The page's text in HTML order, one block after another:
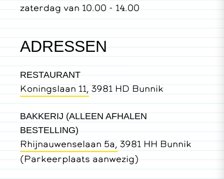
zaterdag van 10.00 - 14.00
ADRESSEN
RESTAURANT
Koningslaan 11, 3981 HD Bunnik
BAKKERIJ (ALLEEN AFHALEN
BESTELLING)
Rhijnauwenselaan 5a, 3981 HH Bunnik
(Parkeerplaats aanwezig)